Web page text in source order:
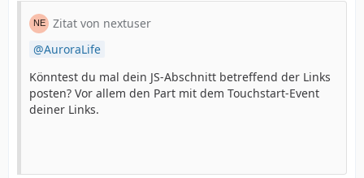
Zitat von nextuser
AuroraLife
Könntest du mal dein JS-Abschnitt betreffend der Links
posten? Vor allem den Part mit dem Touchstart-Event
deiner Links.